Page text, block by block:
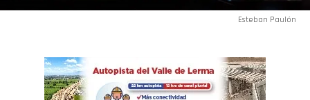
Esteban Paulón